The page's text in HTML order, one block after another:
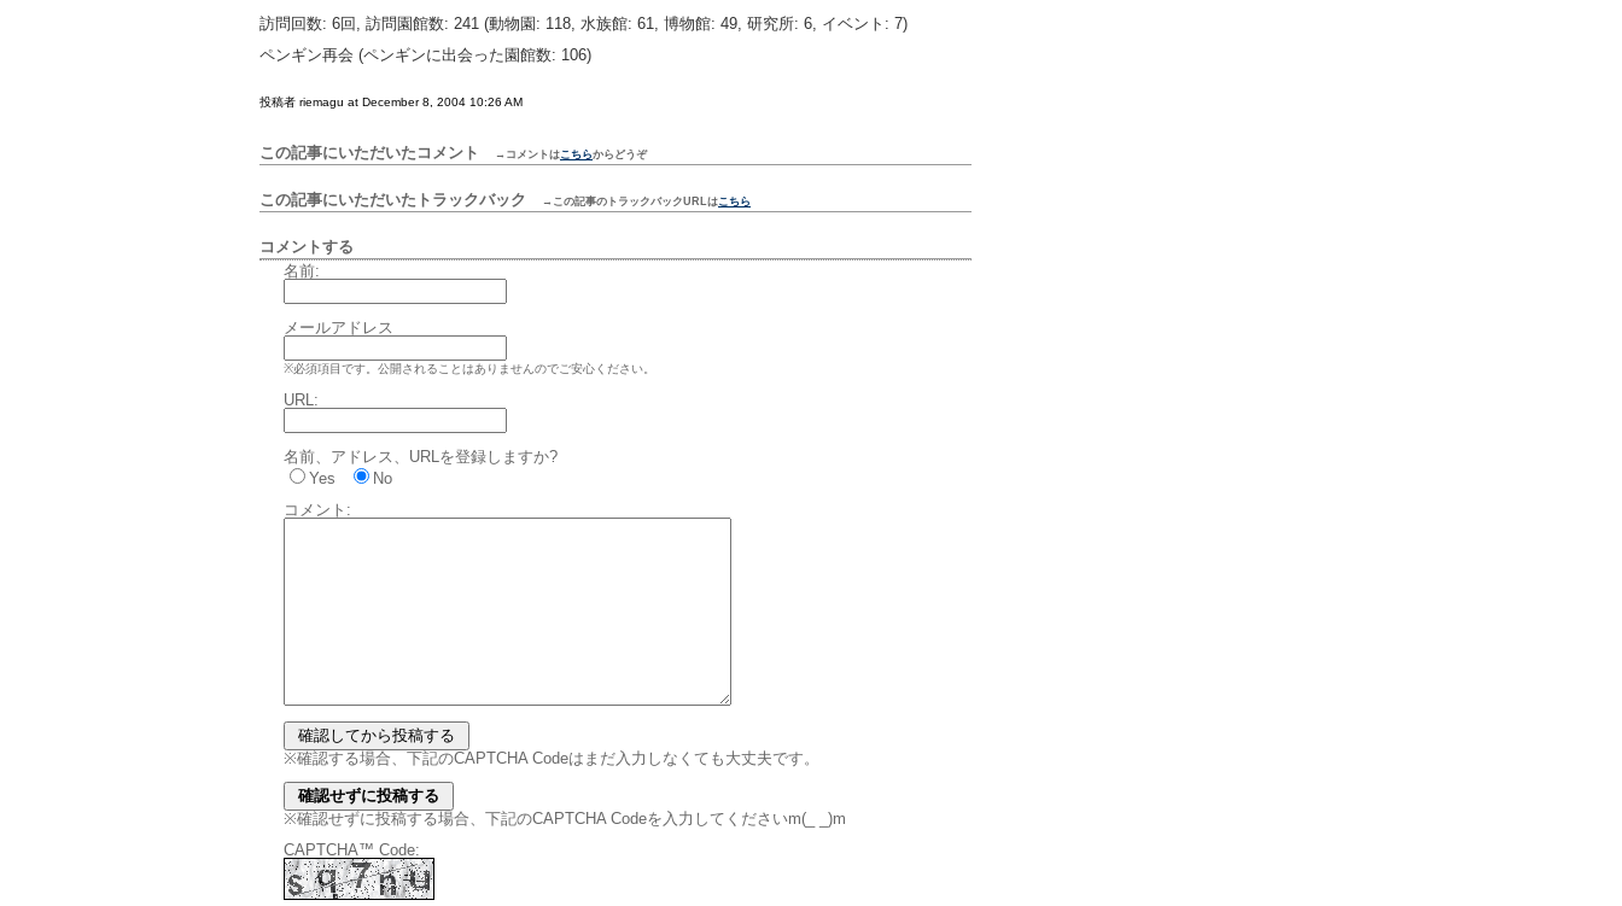
訪問回数: 6回, 訪問園館数: 241 (動物園: 118, 水族館: 61, 博物館: 49, 研究所: 6, イベント: 7)
ペンギン再会 (ペンギンに出会った園館数: 106)
投稿者 riemagu at December 8, 2004 10:26 AM
この記事にいただいたコメント →コメントはこちらからどうぞ
この記事にいただいたトラックバック →この記事のトラックバックURLはこちら
コメントする
名前:
メールアドレス
※必須項目です。公開されることはありませんのでご安心ください。
URL:
名前、アドレス、URLを登録しますか?
Yes
No
コメント:
※確認する場合、下記のCAPTCHA Codeはまだ入力しなくても大丈夫です。
※確認せずに投稿する場合、下記のCAPTCHA Codeを入力してくださいm(_ _)m
CAPTCHA™ Code: